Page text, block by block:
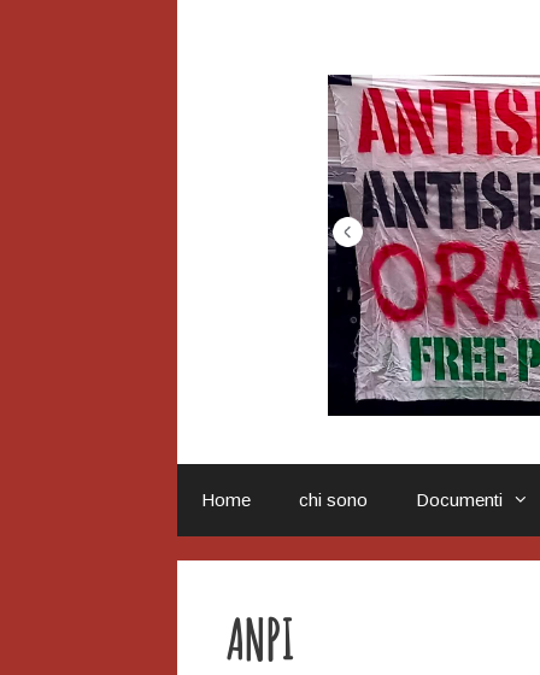
Home chi sono Documenti
ANPI